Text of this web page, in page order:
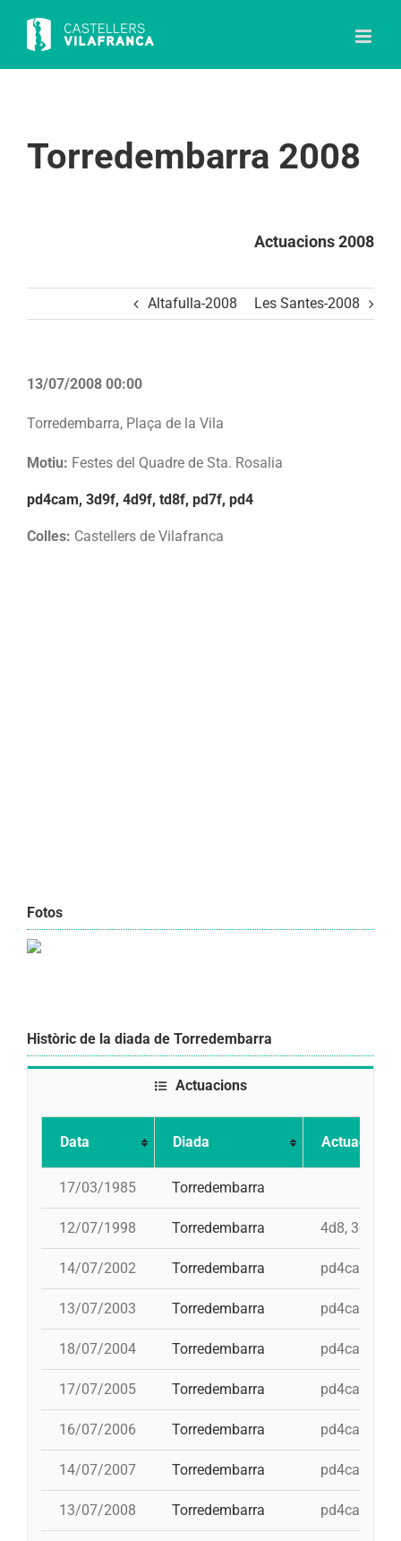
content
Torredembarra 2008
Actuacions 2008
Altafulla-2008 Les Santes-2008
13/07/2008 00:00
Torredembarra, Plaça de la Vila
Motiu: Festes del Quadre de Sta. Rosalia
pd4cam, 3d9f, 4d9f, td8f, pd7f, pd4
Colles: Castellers de Vilafranca
Fotos
Històric de la diada de Torredembarra
Actuacions
Data Diada Actuació
17/03/1985 Torredembarra
12/07/1998 Torredembarra 4d8, 3d8,
14/07/2002 Torredembarra pd4cam,
13/07/2003 Torredembarra pd4cam, id
18/07/2004 Torredembarra pd4cam,
17/07/2005 Torredembarra pd4cam, i
16/07/2006 Torredembarra pd4cam,
14/07/2007 Torredembarra pd4cam,
13/07/2008 Torredembarra pd4cam,